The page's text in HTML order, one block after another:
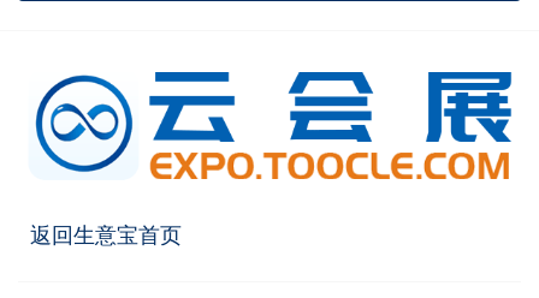
返回生意宝首页